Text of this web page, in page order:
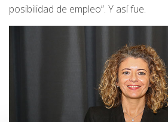
posibilidad de empleo”. Y así fue.